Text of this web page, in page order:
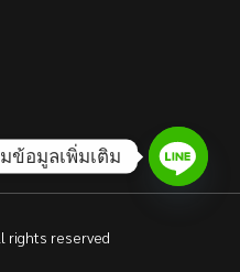
rights reserved
ข้อมูลเพิ่มเติม